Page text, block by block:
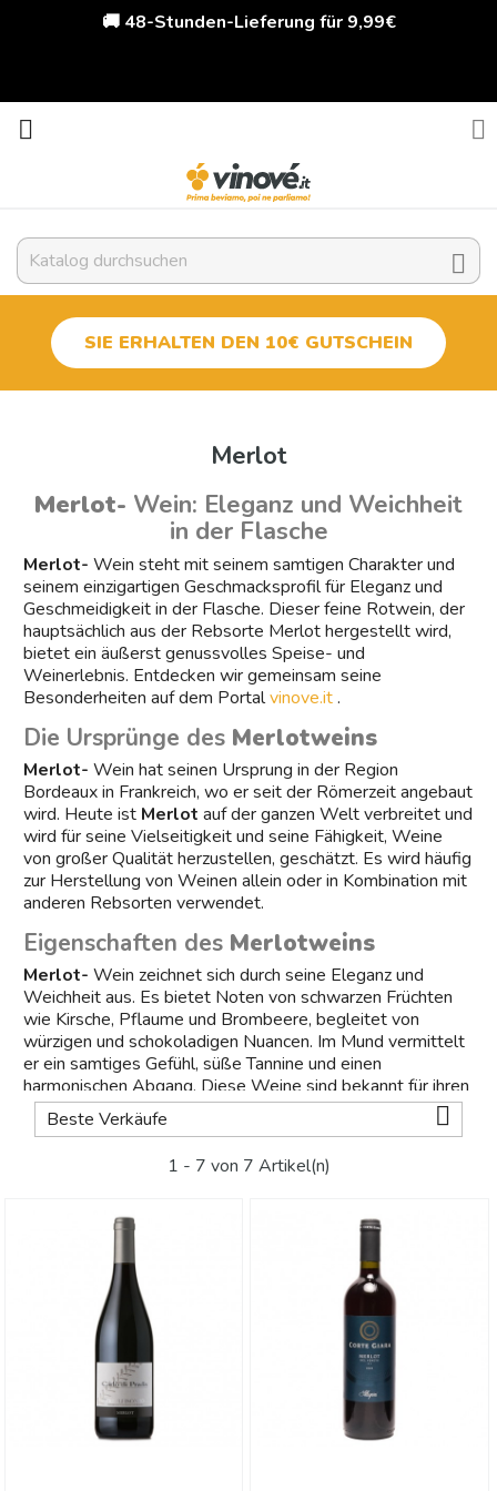
🚚 48-Stunden-Lieferung für 9,99€
 

SIE ERHALTEN DEN 10€ GUTSCHEIN
Merlot
Merlot- Wein: Eleganz und Weichheit
in der Flasche
Merlot- Wein steht mit seinem samtigen Charakter und
seinem einzigartigen Geschmacksprofil für Eleganz und
Geschmeidigkeit in der Flasche. Dieser feine Rotwein, der
hauptsächlich aus der Rebsorte Merlot hergestellt wird,
bietet ein äußerst genussvolles Speise- und
Weinerlebnis. Entdecken wir gemeinsam seine
Besonderheiten auf dem Portalvinove.it.
Die Ursprünge des Merlotweins
Merlot- Wein hat seinen Ursprung in der Region
Bordeaux in Frankreich, wo er seit der Römerzeit angebaut
wird. Heute ist Merlot auf der ganzen Welt verbreitet und
wird für seine Vielseitigkeit und seine Fähigkeit, Weine
von großer Qualität herzustellen, geschätzt. Es wird häufig
zur Herstellung von Weinen allein oder in Kombination mit
anderen Rebsorten verwendet.
Eigenschaften des Merlotweins
Merlot- Wein zeichnet sich durch seine Eleganz und
Weichheit aus. Es bietet Noten von schwarzen Früchten
wie Kirsche, Pflaume und Brombeere, begleitet von
würzigen und schokoladigen Nuancen. Im Mund vermittelt
er ein samtiges Gefühl, süße Tannine und einen
harmonischen Abgang. Diese Weine sind bekannt für ihren
angenehmen Geschmack und ihre Fähigkeit, zu einer
Vielzahl von Gerichten zu passen.
Das Anbaugebiet
angebaut, darunter in europäischen Ländern wie Frankreich,
Italien und Spanien, aber auch in Amerika, Chile und
Australien. Die unterschiedlichen klimatischen
Bedingungen und vielfältigen Böden verleihenMerlot
jedem Anbaugebiet einzigartige Nuancen und
Eigenschaften.
Die ausgewählten Weingüter
Auf dem Portalvinove.it
finden Sie eine sorgfältige
Auswahl anMerlot-
Weinen der besten Weingüter der
Beste Verkäufe 
1 - 7 von 7 Artikel(n)